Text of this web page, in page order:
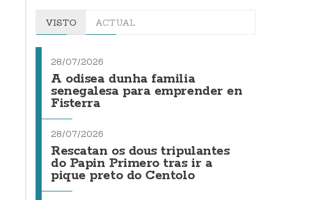
VISTO ACTUAL
28/07/2026
A odisea dunha familia
senegalesa para emprender en
Fisterra
28/07/2026
Rescatan os dous tripulantes
do Papin Primero tras ir a
pique preto do Centolo